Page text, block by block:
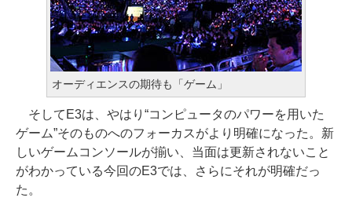
オーディエンスの期待も「ゲーム」
そしてE3は、やはり“コンピュータのパワーを用いた
ゲーム”そのものへのフォーカスがより明確になった。新
しいゲームコンソールが揃い、当面は更新されないこと
がわかっている今回のE3では、さらにそれが明確だっ
た。